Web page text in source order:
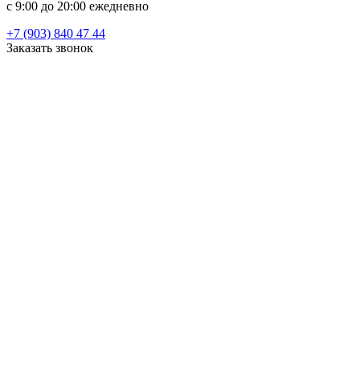
c 9:00 до 20:00 ежедневно
+7 (903) 840 47 44
Заказать звонок